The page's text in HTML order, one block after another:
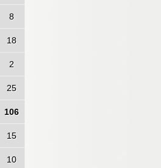
8
18
2
25
106
15
10